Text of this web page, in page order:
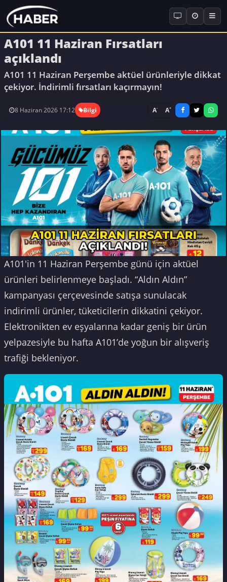
A101 11 Haziran Fırsatları
açıklandı
A101 11 Haziran Perşembe aktüel ürünleriyle dikkat
çekiyor. İndirimli fırsatları kaçırmayın!
8 Haziran 2026 17:12 Bilgi A- A+
A101'in 11 Haziran Perşembe günü için aktüel
ürünleri belirlenmeye başladı. “Aldın Aldın”
kampanyası çerçevesinde satışa sunulacak
indirimli ürünler, tüketicilerin dikkatini çekiyor.
Elektronikten ev eşyalarına kadar geniş bir ürün
yelpazesiyle bu hafta A101’de yoğun bir alışveriş
trafiği bekleniyor.